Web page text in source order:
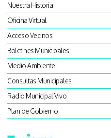
Nuestra Historia
Oficina Virtual
Acceso Vecinos
Boletines Municipales
Medio Ambiente
Consultas Municipales
Radio Municipal Vivo
Plan de Gobierno